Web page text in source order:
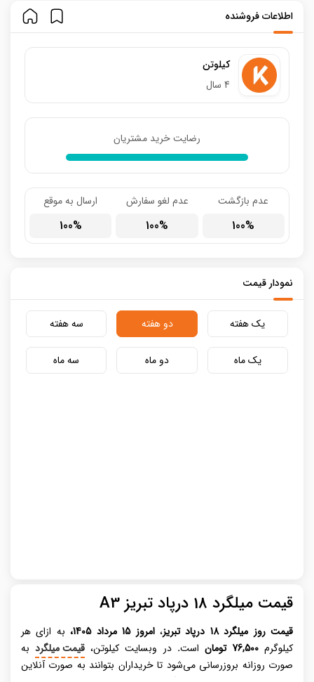
اطلاعات فروشنده
کیلوتن
4 سال
رضایت خرید مشتریان
عدم بازگشت
100
عدم لغو سفارش
100
ارسال به موقع
100
نمودار قیمت
یک هفته دو هفته سه هفته
یک ماه دو ماه سه ماه
قیمت میلگرد 18 درپاد تبریز A3
قیمت روز میلگرد 18 درپاد تبریز ،امروز 15 مرداد 1405،
به ازای هر
کیلوگرم 76,500 تومان است.در وبسایت کیلوتن، قیمت میلگردبه
صورت روزانه بروزرسانی می‌شود تا خریداران بتوانند به صورت آنلاین